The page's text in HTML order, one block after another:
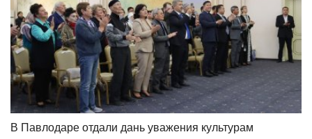
В Павлодаре отдали дань уважения культурам